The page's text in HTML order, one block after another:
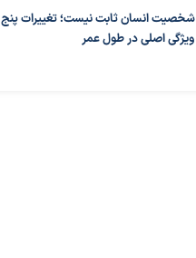
شخصیت انسان ثابت نیست؛ تغییرات پنج
ویژگی اصلی در طول عمر